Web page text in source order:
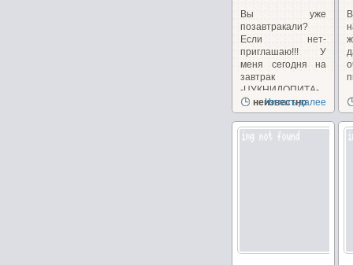
Вы уже
позавтракали?
Если нет-
приглашаю!!! У
меня сегодня на
завтрак
-ЦУКНИДОПИТА-...
неизвестно
Читать далее